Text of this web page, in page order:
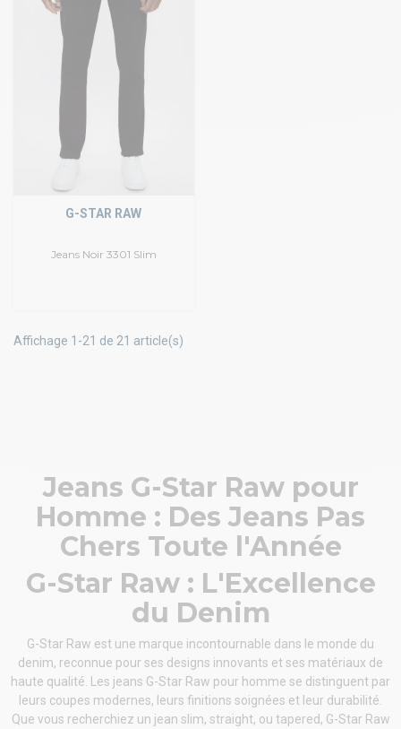
Jeans Noir 3301 Slim
G-STAR RAW
Affichage 1-21 de 21 article(s)
Jeans G-Star Raw pour
Homme : Des Jeans Pas
Chers Toute l'Année
G-Star Raw : L'Excellence
du Denim
G-Star Raw est une marque incontournable dans le monde du
denim, reconnue pour ses designs innovants et ses matériaux de
haute qualité. Les jeans G-Star Raw pour homme se distinguent par
leurs coupes modernes, leurs finitions soignées et leur durabilité.
Que vous recherchiez un jean slim, straight, ou tapered, G-Star Raw